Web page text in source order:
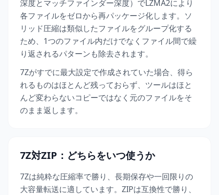
深度とマッチファインダー深度）でLZMA2により
各ファイルをゼロから再パッケージ化します。ソ
リッド圧縮は類似したファイルをグループ化する
ため、1つのファイル内だけでなくファイル間で繰
り返されるパターンも除去されます。
7Zがすでに最大設定で作成されていた場合、得ら
れるものはほとんど残っておらず、ツールはほと
んど変わらないコピーではなく元のファイルをそ
のまま返します。
7Z対ZIP：どちらをいつ使うか
7Zは純粋な圧縮率で勝り、長期保存や一回限りの
大容量転送に適しています。ZIPは互換性で勝り、